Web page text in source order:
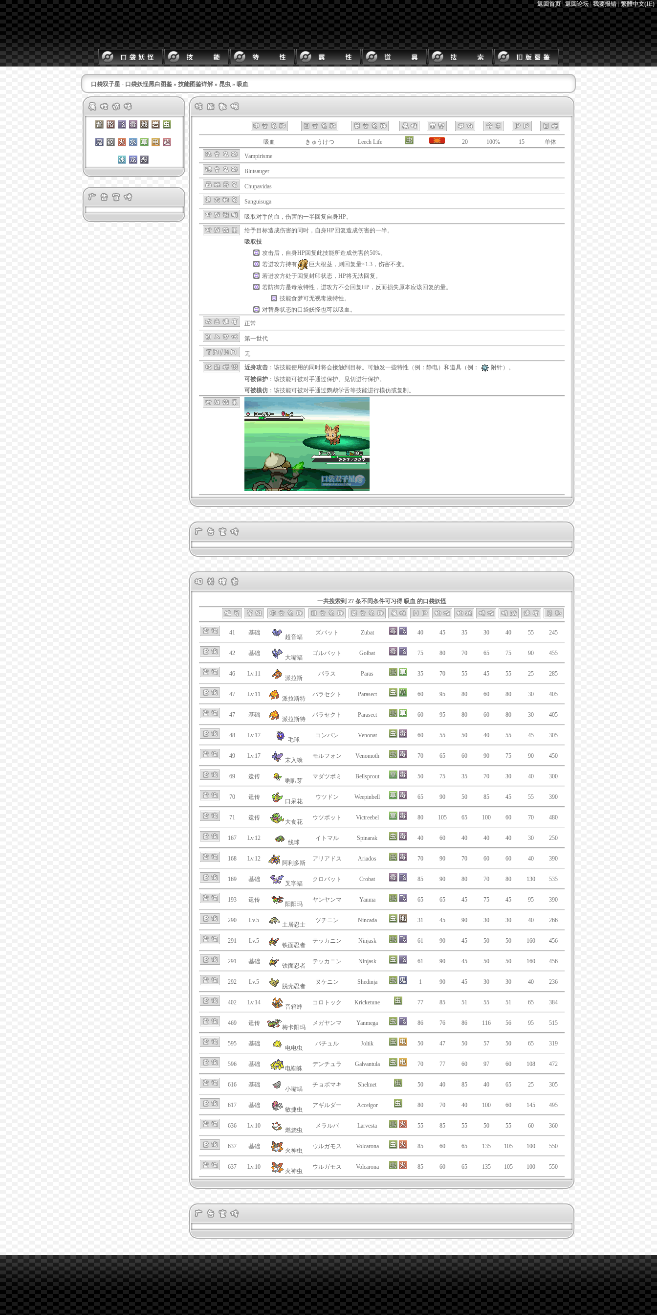
返回首页|返回论坛|我要报错|繁體中文(IE)
口袋双子星 - 口袋妖怪黑白图鉴 » 技能图鉴详解 » 昆虫 » 吸血
吸血 きゅうけつ Leech Life 20 100% 15 单体
Vampirisme
Blutsauger
Chupavidas
Sanguisuga
吸取对手的血，伤害的一半回复自身HP。
给予目标造成伤害的同时，自身HP回复造成伤害的一半。
吸取技
攻击后，自身HP回复此技能所造成伤害的50%。
若进攻方持有
巨大根茎 ，则回复量×1.3，伤害不变。
若进攻方处于回复封印状态，HP将无法回复。
若防御方是毒液特性，进攻方不会回复HP，反而损失原本应该回复的量。
技能食梦可无视毒液特性。
对替身状态的口袋妖怪也可以吸血。
正常
第一世代
无
近身攻击 ：该技能使用的同时将会接触到目标。可触发一些特性（例： 静电）和道具（例： 附针）。
可被保护 ：该技能可被对手通过保护、 见切进行保护。
可被模仿 ：该技能可被对手通过鹦鹉学舌等技能进行模仿或复制。
一共搜索到 27 条不同条件可习得 吸血 的口袋妖怪
41 基础
超音蝠
ズバット Zubat 40 45 35 30 40 55 245
42 基础
大嘴蝠
ゴルバット Golbat 75 80 70 65 75 90 455
46 Lv.11
派拉斯
パラス Paras 35 70 55 45 55 25 285
47 Lv.11
派拉斯特
パラセクト Parasect 60 95 80 60 80 30 405
47 基础
派拉斯特
パラセクト Parasect 60 95 80 60 80 30 405
48 Lv.17
毛球
コンパン Venonat 60 55 50 40 55 45 305
49 Lv.17
末入蛾
モルフォン Venomoth 70 65 60 90 75 90 450
69 遗传
喇叭芽
マダツボミ Bellsprout 50 75 35 70 30 40 300
70 遗传
口呆花
ウツドン Weepinbell 65 90 50 85 45 55 390
71 遗传
大食花
ウツボット Victreebel 80 105 65 100 60 70 480
167 Lv.12
线球
イトマル Spinarak 40 60 40 40 40 30 250
168 Lv.12
阿利多斯
アリアドス Ariados 70 90 70 60 60 40 390
169 基础
叉字蝠
クロバット Crobat 85 90 80 70 80 130 535
193 遗传
阳阳玛
ヤンヤンマ Yanma 65 65 45 75 45 95 390
290 Lv.5
土居忍士
ツチニン Nincada 31 45 90 30 30 40 266
291 Lv.5
铁面忍者
テッカニン Ninjask 61 90 45 50 50 160 456
291 基础
铁面忍者
テッカニン Ninjask 61 90 45 50 50 160 456
292 Lv.5
脱壳忍者
ヌケニン Shedinja 1 90 45 30 30 40 236
402 Lv.14
音箱蟀
コロトック Kricketune 77 85 51 55 51 65 384
469 遗传
梅卡阳玛
メガヤンマ Yanmega 86 76 86 116 56 95 515
595 基础
电电虫
バチュル Joltik 50 47 50 57 50 65 319
596 基础
电蜘蛛
デンチュラ Galvantula 70 77 60 97 60 108 472
616 基础
小嘴蜗
チョボマキ Shelmet 50 40 85 40 65 25 305
617 基础
敏捷虫
アギルダー Accelgor 80 70 40 100 60 145 495
636 Lv.10
燃烧虫
メラルバ Larvesta 55 85 55 50 55 60 360
637 基础
火神虫
ウルガモス Volcarona 85 60 65 135 105 100 550
637 Lv.10
火神虫
ウルガモス Volcarona 85 60 65 135 105 100 550